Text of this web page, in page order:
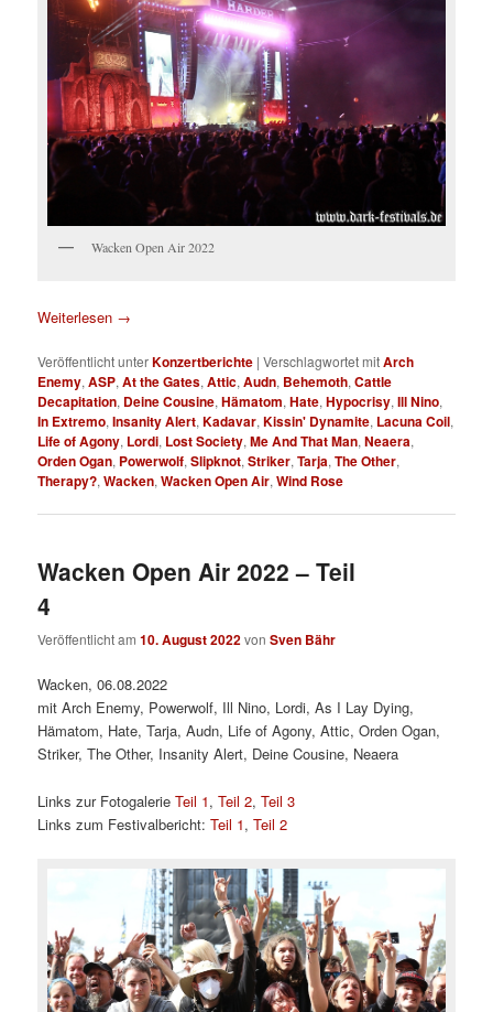
Wacken Open Air 2022
Weiterlesen →
Veröffentlicht unterKonzertberichte |Verschlagwortet mitArch
Enemy,ASP,At the Gates,Attic,Audn, Behemoth,Cattle
Decapitation, Deine Cousine,Hämatom,Hate,Hypocrisy,Ill Nino,
In Extremo,Insanity Alert,Kadavar,Kissin' Dynamite, Lacuna Coil,
Life of Agony, Lordi, Lost Society,Me And That Man,Neaera,
Orden Ogan, Powerwolf,Slipknot,Striker,Tarja,The Other,
Therapy?,Wacken,Wacken Open Air,Wind Rose
Wacken Open Air 2022 – Teil
4
Veröffentlicht am10. August 2022vonSven Bähr
Wacken, 06.08.2022
mit Arch Enemy, Powerwolf, Ill Nino, Lordi, As I Lay Dying,
Hämatom, Hate, Tarja, Audn, Life of Agony, Attic, Orden Ogan,
Striker, The Other, Insanity Alert, Deine Cousine, Neaera
Links zur FotogalerieTeil 1,Teil 2,Teil 3
Links zum Festivalbericht:Teil 1,Teil 2